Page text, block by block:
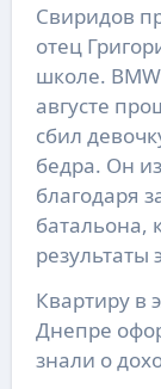
Свиридов
отец
школе.
августе
сбил
бедра. Он
благодаря
батальона,
результаты
Квартиру в
Днепре
знали о